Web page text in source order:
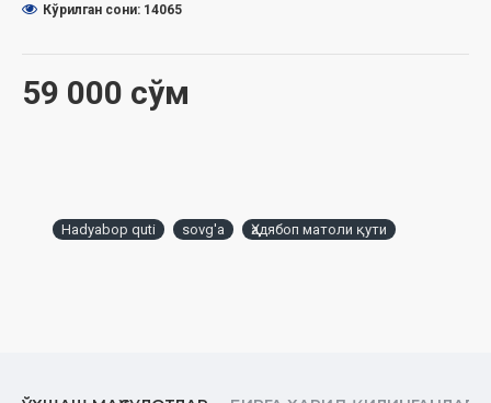
59 000 сўм
Кўрилган сони: 14065
Hadyabop quti sovg'a Ҳадябоп матоли қути